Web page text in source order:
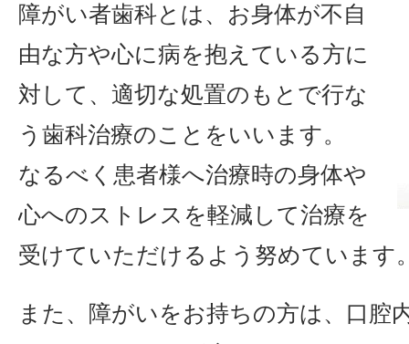
障がい者歯科とは、お身体が不自
由な方や心に病を抱えている方に
対して、適切な処置のもとで行な
う歯科治療のことをいいます。
なるべく患者様へ治療時の身体や
心へのストレスを軽減して治療を
受けていただけるよう努めています
また、障がいをお持ちの方は、口腔